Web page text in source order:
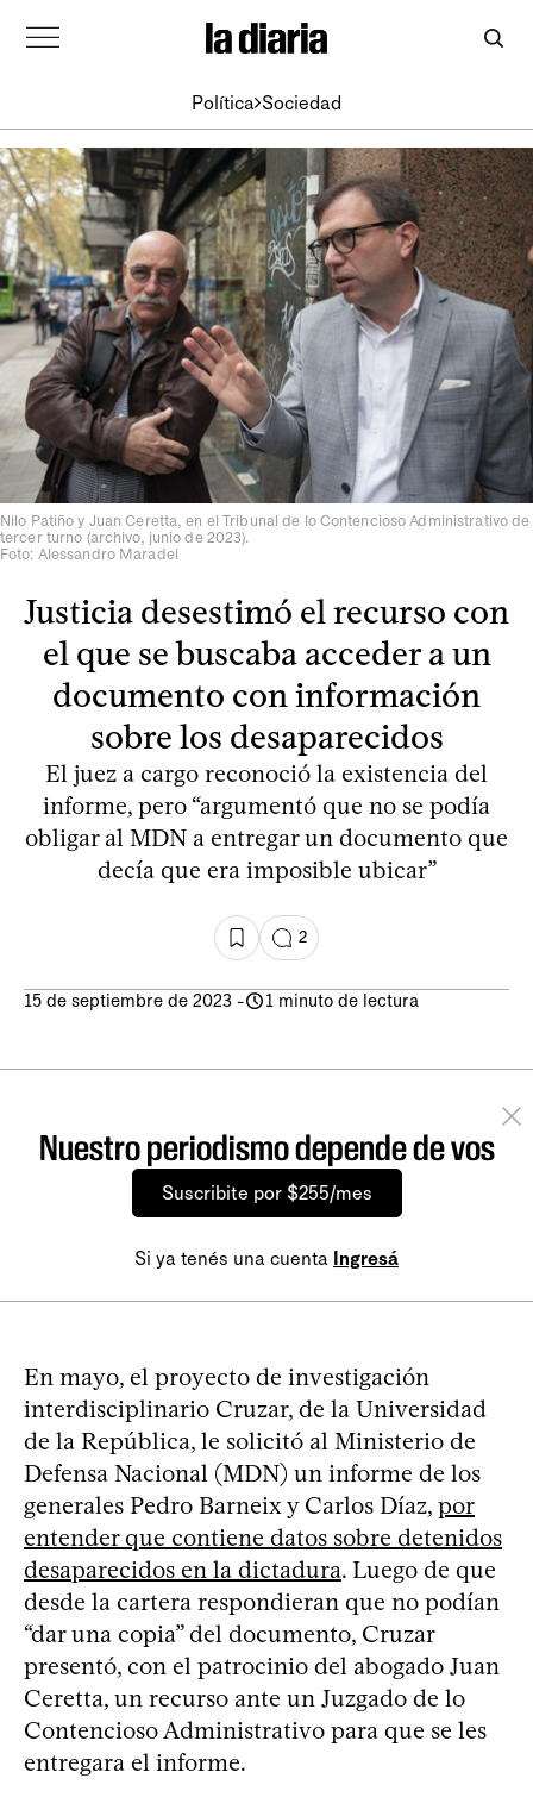
Política Sociedad
Nilo Patiño y Juan Ceretta, en el Tribunal de lo Contencioso Administrativo de
tercer turno (archivo, junio de 2023).
Foto: Alessandro Maradei
Justicia desestimó el recurso con
el que se buscaba acceder a un
documento con información
sobre los desaparecidos
El juez a cargo reconoció la existencia del
informe, pero “argumentó que no se podía
obligar al MDN a entregar un documento que
decía que era imposible ubicar”
2
15 de septiembre de 2023 - 1 minuto de lectura
Nuestro periodismo depende de vos
Suscribite por $255/mes
Si ya tenés una cuenta Ingresá
En mayo, el proyecto de investigación
interdisciplinario Cruzar, de la Universidad
de la República, le solicitó al Ministerio de
Defensa Nacional (MDN) un informe de los
generales Pedro Barneix y Carlos Díaz, por
entender que contiene datos sobre detenidos
desaparecidos en la dictadura. Luego de que
desde la cartera respondieran que no podían
“dar una copia” del documento, Cruzar
presentó, con el patrocinio del abogado Juan
Ceretta, un recurso ante un Juzgado de lo
Contencioso Administrativo para que se les
entregara el informe.